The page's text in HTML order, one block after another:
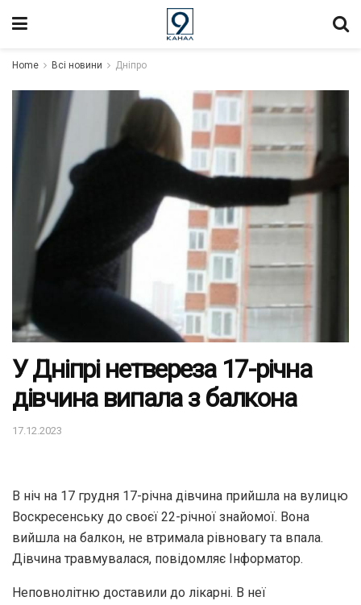
Home Всі новини Дніпро
У Дніпрі нетвереза 17-річна
дівчина випала з балкона
17.12.2023
В ніч на 17 грудня 17-річна дівчина прийшла на вулицю
Воскресенську до своєї 22-річної знайомої. Вона
вийшла на балкон, не втримала рівновагу та впала.
Дівчина травмувалася, повідомляє Інформатор.
Неповнолітню доставили до лікарні. В неї